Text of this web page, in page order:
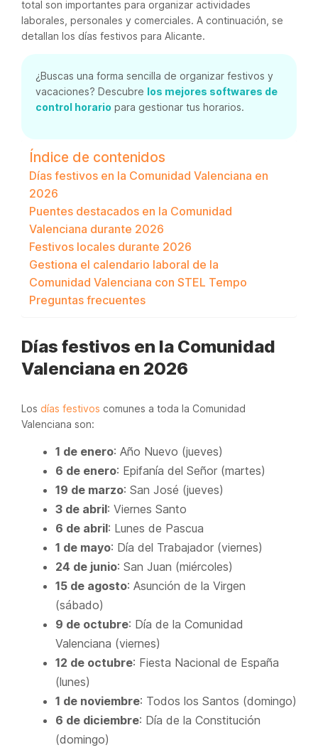
total son importantes para organizar actividades
laborales, personales y comerciales. A continuación, se
detallan los días festivos para Alicante.
¿Buscas una forma sencilla de organizar festivos y
vacaciones? Descubre los mejores softwares de
control horario para gestionar tus horarios.
Índice de contenidos
Días festivos en la Comunidad Valenciana en
2026
Puentes destacados en la Comunidad
Valenciana durante 2026
Festivos locales durante 2026
Gestiona el calendario laboral de la
Comunidad Valenciana con STEL Tempo
Preguntas frecuentes
Días festivos en la Comunidad
Valenciana en 2026
Los días festivos comunes a toda la Comunidad
Valenciana son:
1 de enero: Año Nuevo (jueves)
6 de enero: Epifanía del Señor (martes)
19 de marzo: San José (jueves)
3 de abril: Viernes Santo
6 de abril: Lunes de Pascua
1 de mayo: Día del Trabajador (viernes)
24 de junio: San Juan (miércoles)
15 de agosto: Asunción de la Virgen
(sábado)
9 de octubre: Día de la Comunidad
Valenciana (viernes)
12 de octubre: Fiesta Nacional de España
(lunes)
1 de noviembre: Todos los Santos (domingo)
6 de diciembre: Día de la Constitución
(domingo)